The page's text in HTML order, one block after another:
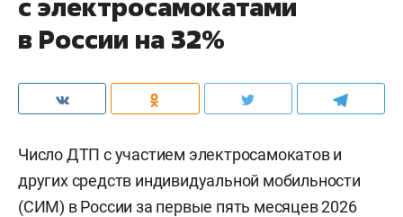
в России на 32%
Число ДТП с участием электросамокатов и
других средств индивидуальной мобильности
(СИМ) в России за первые пять месяцев 2026